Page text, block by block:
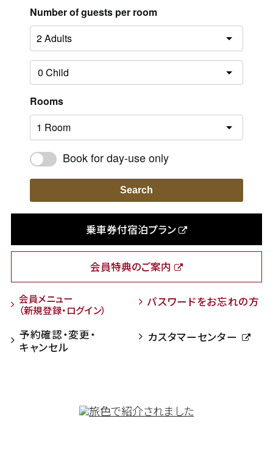
Number of guests per room
Rooms
Search
Book for day-use only
乗車券付宿泊プラン
会員特典のご案内
会員メニュー
（新規登録・ログイン）
パスワードをお忘れの方
予約確認・変更・
キャンセル
カスタマーセンター